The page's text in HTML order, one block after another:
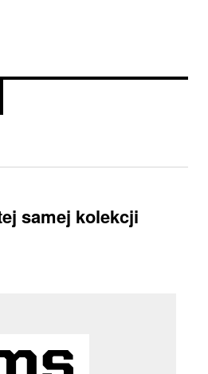
samej kolekcji